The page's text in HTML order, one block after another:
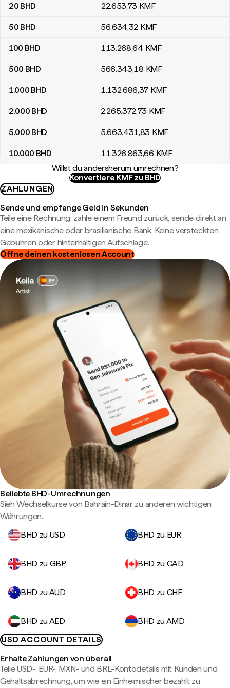
20 BHD 22.653,73 KMF
50 BHD 56.634,32 KMF
100 BHD 113.268,64 KMF
500 BHD 566.343,18 KMF
1.000 BHD 1.132.686,37 KMF
2.000 BHD 2.265.372,73 KMF
5.000 BHD 5.663.431,83 KMF
10.000 BHD 11.326.863,66 KMF
Willst du andersherum umrechnen?
Konvertiere KMF zu BHD
ZAHLUNGEN
Sende und empfange Geld in Sekunden
Teile eine Rechnung, zahle einem Freund zurück, sende direkt an
eine mexikanische oder brasilianische Bank. Keine versteckten
Gebühren oder hinterhältigen Aufschläge.
Öffne deinen kostenlosen Account
Beliebte BHD-Umrechnungen
Sieh Wechselkurse von Bahrain-Dinar zu anderen wichtigen
Währungen.
BHD zu USD
BHD zu EUR
BHD zu GBP BHD zu CAD
BHD zu AUD BHD zu CHF
BHD zu AED
BHD zu AMD
USD ACCOUNT DETAILS
Erhalte Zahlungen von überall
Teile USD-, EUR-, MXN- und BRL-Kontodetails mit Kunden und
Gehaltsabrechnung, um wie ein Einheimischer bezahlt zu